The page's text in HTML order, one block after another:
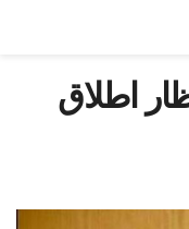
اطلاق